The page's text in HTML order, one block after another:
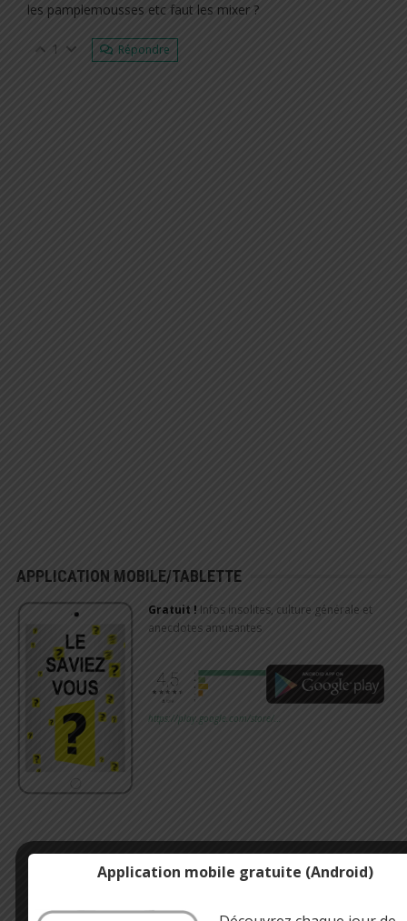
les pamplemousses etc faut les mixer ?
1 Répondre
APPLICATION MOBILE/TABLETTE
Gratuit ! Infos insolites, culture générale et
anecdotes amusantes
https://play.google.com/store/…
Application mobile gratuite (Android)